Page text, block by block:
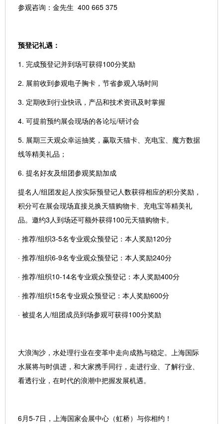
参观咨询：金先生 400 665 375
预登记礼遇：
1. 完成预登记并到场可获得100分奖励
2. 展前收到参观电子胸卡，节省参观入场时间
3. 定期收到行业快讯，产品和技术资讯及时掌握
4. 可提前预约展会现场的各论坛/研讨会
5. 展期三天观众幸运抽奖，赢取天猫卡、充电宝、魔方数据
线等精美礼品；
6. 提名好友及组团参观奖励加成
提名人/组团发起人按实际预登记人数获得相应的积分奖励，
积分可在展会现场直接兑换天猫购物卡、充电宝等精美礼
品。邀约3人到场还可额外获得100元天猫购物卡。
· 推荐/组织3-5名专业观众预登记：本人奖励120分
· 推荐/组织6-9名专业观众预登记：本人奖励240分
· 推荐/组织10-14名专业观众预登记：本人奖励400分
· 推荐/组织15名专业观众预登记：本人奖励600分
· 被提名人/组团成员到场参观可获得100分奖励
大浪淘沙，水处理行业在变革中走向成熟与稳定。上海国际
水展将与时俱进，和大家携手同行，走进行业、了解行业、
看透行业，在时代的浪潮中把握发展机遇。
6月5-7日，上海国家会展中心（虹桥）与你相约！